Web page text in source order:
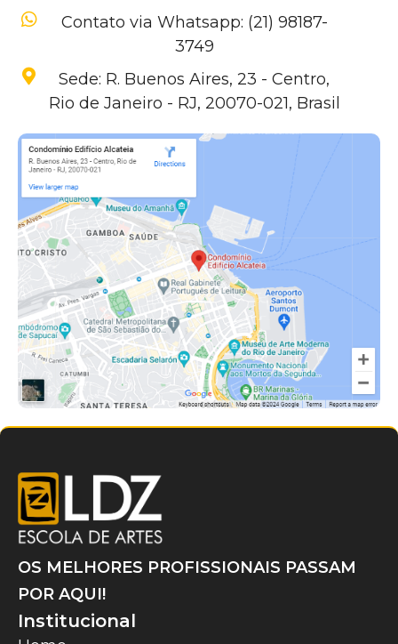
Contato via Whatsapp: (21) 98187-
3749
Sede: R. Buenos Aires, 23 - Centro,
Rio de Janeiro - RJ, 20070-021, Brasil
OS MELHORES PROFISSIONAIS PASSAM
POR AQUI!
Institucional